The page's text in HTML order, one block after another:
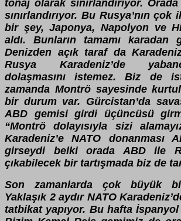
tonaj olarak sınırlandırıyor.
sınırlandırıyor. Bu Rusya’nın
bir şey, Japonya, Napolyon ve
aldı. Bunların tamamı karadan
Denizden açık taraf da
Rusya Karadeniz’de
dolaşmasını istemez. Biz de
zamanda Montrö sayesinde
bir durum var. Gürcistan’da
ABD gemisi girdi üçüncüsü
“Montrö dolayısıyla sizi
Karadeniz’e NATO donanması
girseydi belki orada ABD ile
çıkabilecek bir tartışmada biz de
Son zamanlarda çok büyük
Yaklaşık 2 aydır NATO
tatbikat yapıyor. Bu hafta İspanyol